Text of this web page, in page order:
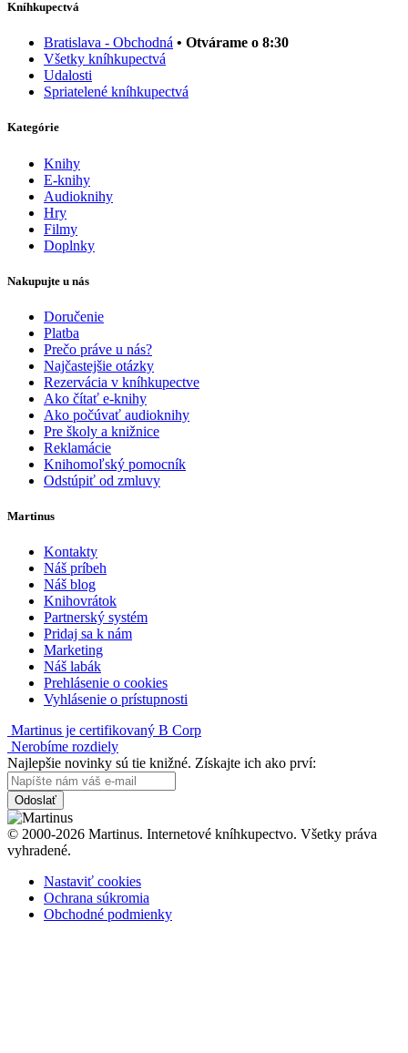
Kníhkupectvá
Bratislava - Obchodná • Otvárame o 8:30
Všetky kníhkupectvá
Udalosti
Spriatelené kníhkupectvá
Kategórie
Knihy
E-knihy
Audioknihy
Hry
Filmy
Doplnky
Nakupujte u nás
Doručenie
Platba
Prečo práve u nás?
Najčastejšie otázky
Rezervácia v kníhkupectve
Ako čítať e-knihy
Ako počúvať audioknihy
Pre školy a knižnice
Reklamácie
Knihomoľský pomocník
Odstúpiť od zmluvy
Martinus
Kontakty
Náš príbeh
Náš blog
Knihovrátok
Partnerský systém
Pridaj sa k nám
Marketing
Náš labák
Prehlásenie o cookies
Vyhlásenie o prístupnosti
Martinus je certifikovaný B Corp
Nerobíme rozdiely
Najlepšie novinky sú tie knižné. Získajte ich ako prví:
Odoslať
© 2000-2026 Martinus. Internetové kníhkupectvo. Všetky práva
vyhradené.
Nastaviť cookies
Ochrana súkromia
Obchodné podmienky